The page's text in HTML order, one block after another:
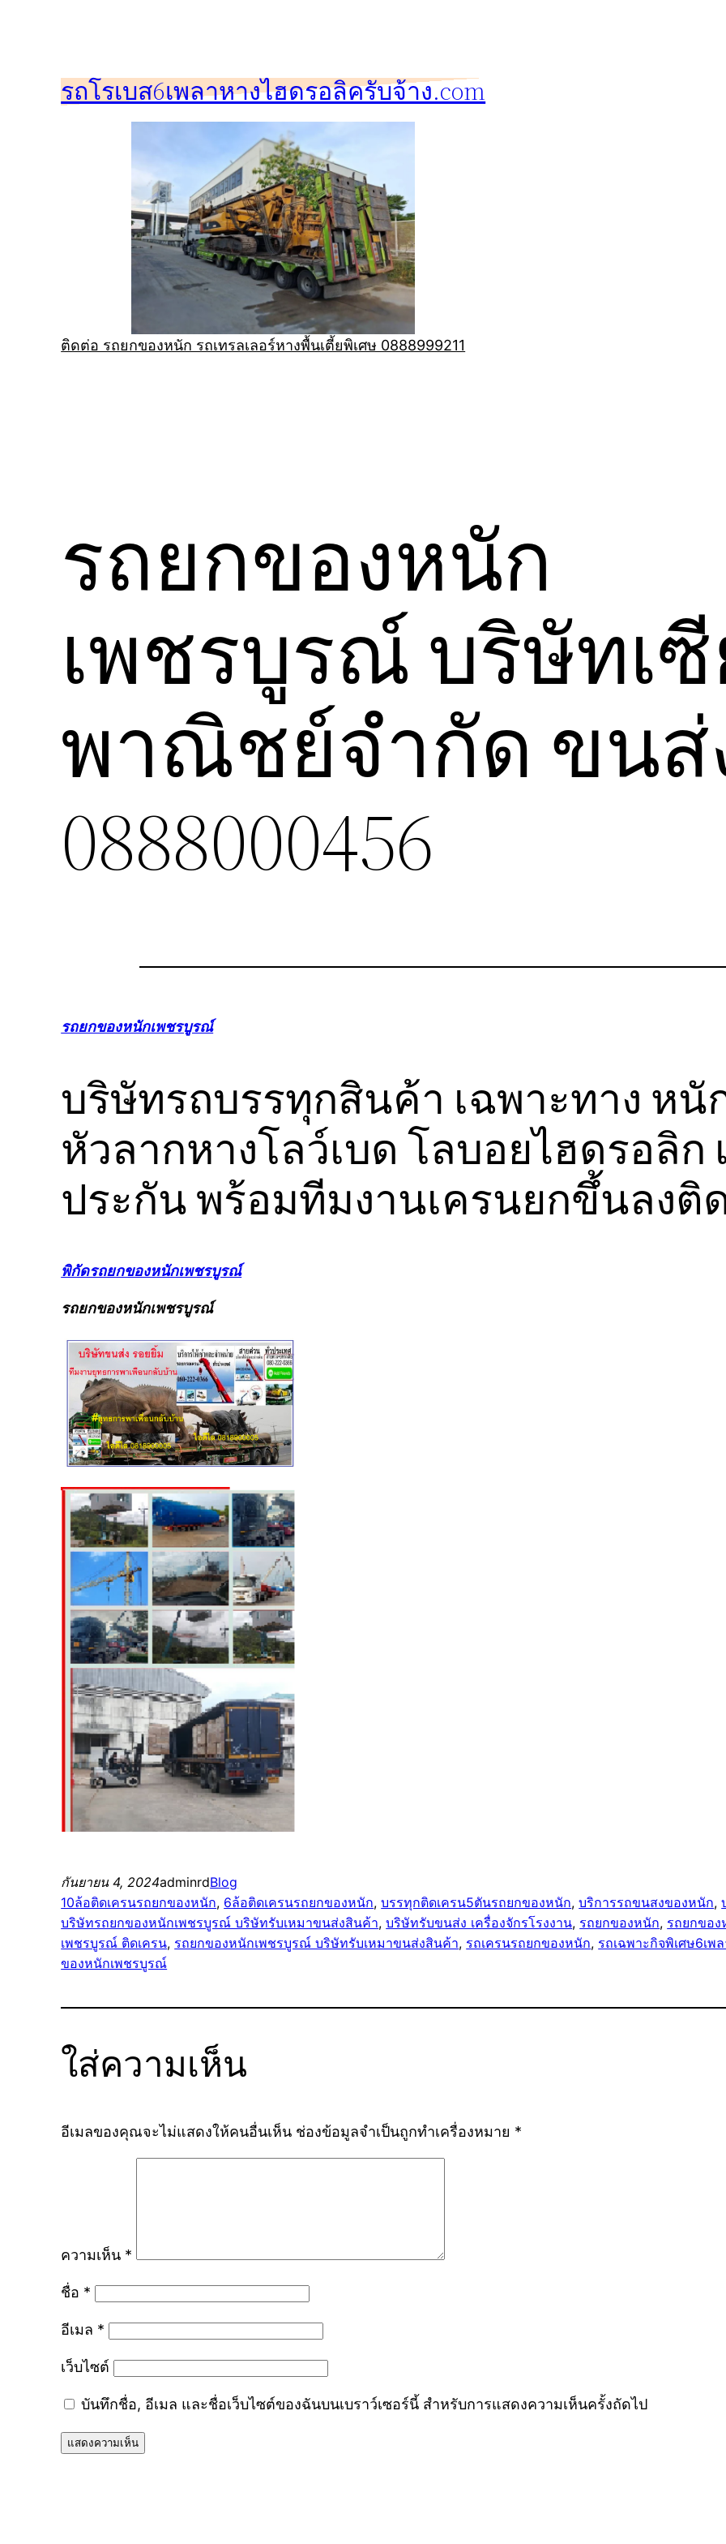
รถโรเบส6เพลาหางไฮดรอลิครับจ้าง.com
ติดต่อ รถยกของหนัก รถเทรลเลอร์หางพื้นเตี้ยพิเศษ 0888999211
รถยกของหนัก
เพชรบูรณ์ บริษัทเ
พาณิชย์จำกัด ขนส่
0888000456
รถยกของหนักเพชรบูรณ์
บริษัทรถบรรทุกสินค้า เฉพาะทาง หนั
หัวลากหางโลว์เบด โลบอยไฮดรอลิก
ประกัน พร้อมทีมงานเครนยกขึ้นลงติ
พิกัดรถยกของหนักเพชรบูรณ์
รถยกของหนักเพชรบูรณ์
กันยายน 4, 2024adminrdBlog
10ล้อติดเครนรถยกของหนัก, 6ล้อติดเครนรถยกของหนัก, บรรทุกติดเครน5ตันรถยกของหนัก, บริการรถขนสงของหนัก,
บริษัทรถยกของหนักเพชรบูรณ์ บริษัทรับเหมาขนส่งสินค้า, บริษัทรับขนส่ง เครื่องจักรโรงงาน, รถยกของหนัก, รถยกของ
เพชรบูรณ์ ติดเครน, รถยกของหนักเพชรบูรณ์ บริษัทรับเหมาขนส่งสินค้า, รถเครนรถยกของหนัก, รถเฉพาะกิจพิเศษ6เพ
ของหนักเพชรบูรณ์
ใส่ความเห็น
อีเมลของคุณจะไม่แสดงให้คนอื่นเห็น ช่องข้อมูลจำเป็นถูกทำเครื่องหมาย *
ความเห็น *
ชื่อ *
อีเมล *
เว็บไซต์
บันทึกชื่อ, อีเมล และชื่อเว็บไซต์ของฉันบนเบราว์เซอร์นี้ สำหรับการแสดงความเห็นครั้งถัดไป